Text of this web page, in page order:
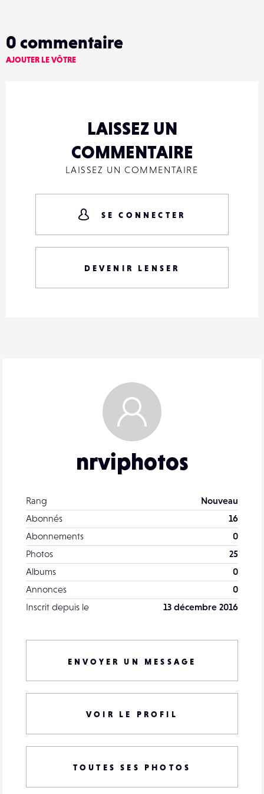
nrviphotos
Rang
Nouveau
Abonnés
16
Abonnements
0
Photos
25
Albums
0
Annonces
0
Inscrit depuis le
13 décembre 2016
ENVOYER UN MESSAGE
VOIR LE PROFIL
TOUTES SES PHOTOS
0 commentaire
AJOUTER LE VÔTRE
LAISSEZ UN
COMMENTAIRE
LAISSEZ UN COMMENTAIRE
SE CONNECTER
DEVENIR LENSER